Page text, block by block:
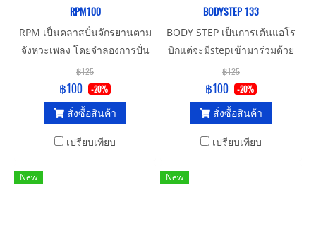
RPM100
RPM เป็นคลาสปั่นจักรยานตาม
จังหวะเพลง โดยจำลองการปั่น
หลายๆแบบทั้งทางตรงขึ้นเขา
ลงเขา คลาสนี้ร่างกายจะเผา
ผลาญพลังงานได้ดีกว่าคลา
สอื่นๆของ les mills เหมาะ
สำหรับทุกเพศทุกวัย แต่ให้ระวัง
฿125
฿100 -20%
สั่งซื้อสินค้า
เปรียบเทียบ
BODYSTEP 133
BODY STEP เป็นการเต้นแอโร
บิกแต่จะมีstepเข้ามาร่วมด้วย
เหมาะสำหรับทุกเพศทุกวัย
฿125
฿100 -20%
สั่งซื้อสินค้า
เปรียบเทียบ
New New